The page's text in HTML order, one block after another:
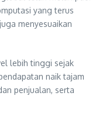
yang terus
menyesuaikan
lebih tinggi sejak
naik tajam
penjualan, serta